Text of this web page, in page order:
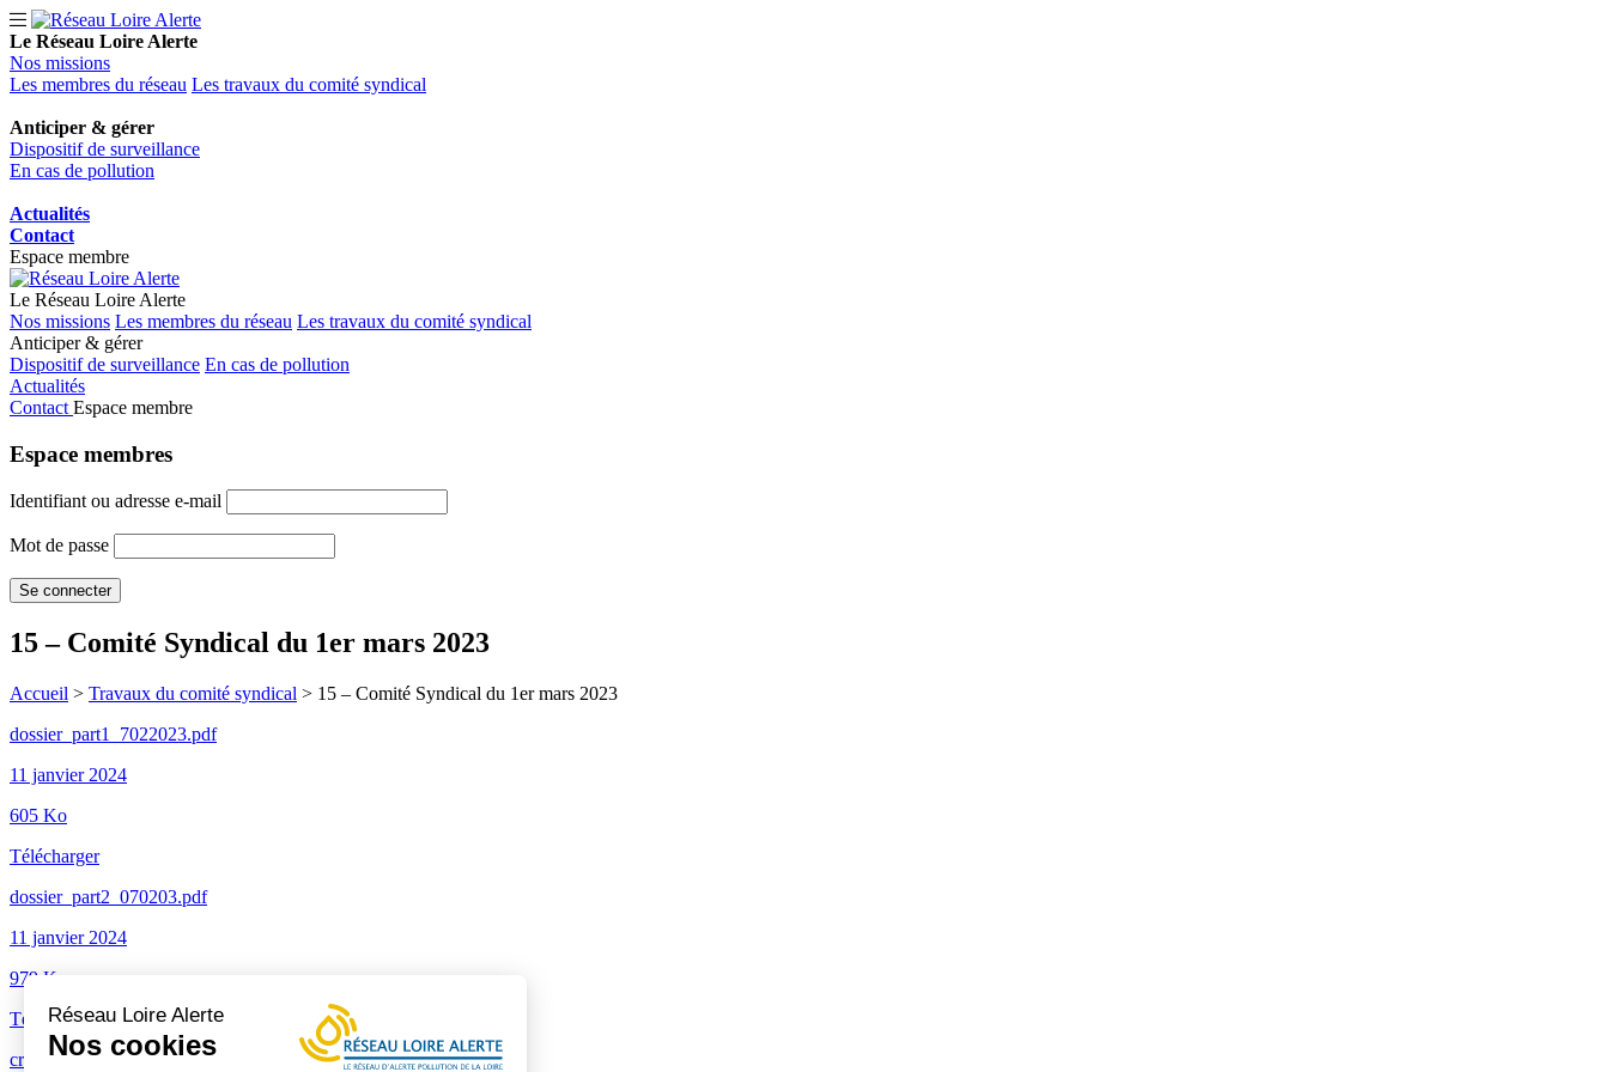
Le Réseau Loire Alerte
Nos missions
Les membres du réseau Les travaux du comité syndical
Anticiper & gérer
Dispositif de surveillance
En cas de pollution
Actualités
Contact
Espace membre
Le Réseau Loire Alerte
Nos missions Les membres du réseau Les travaux du comité syndical
Anticiper & gérer
Dispositif de surveillance En cas de pollution
Actualités
Contact Espace membre
Espace membres
Identifiant ou adresse e-mail
Mot de passe
15 – Comité Syndical du 1er mars 2023
Accueil > Travaux du comité syndical > 15 – Comité Syndical du 1er mars 2023
dossier_part1_7022023.pdf
11 janvier 2024
605 Ko
Télécharger
dossier_part2_070203.pdf
11 janvier 2024
979 Ko
Télécharger
cr-loire-alerte-du-010323-10h.pdf
Réseau Loire Alerte
Nos cookies